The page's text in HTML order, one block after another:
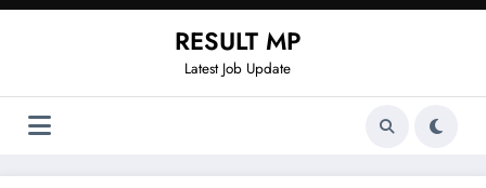
RESULT MP
Latest Job Update